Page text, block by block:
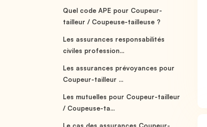
Quel code APE pour Coupeur-
tailleur / Coupeuse-tailleuse ?
Les assurances responsabilités
civiles profession...
Les assurances prévoyances pour
Coupeur-tailleur ...
Les mutuelles pour Coupeur-tailleur
/ Coupeuse-ta...